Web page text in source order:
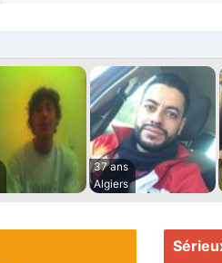
37 ans
Algiers